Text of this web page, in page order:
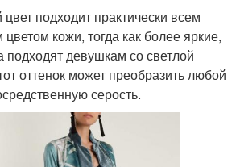
подходит практически всем
кожи, тогда как более яркие,
девушкам со светлой
оттенок может преобразить любой
серость.